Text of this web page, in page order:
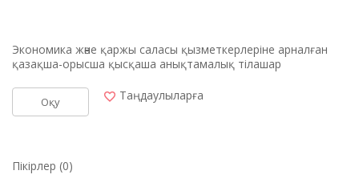
Экономика және қаржы саласы қызметкерлеріне арналған
қазақша-орысша қысқаша анықтамалық тілашар
Оқу Таңдаулыларға
Пікірлер (0)